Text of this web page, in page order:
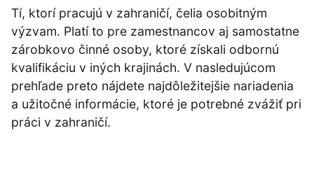
Tí, ktorí pracujú v zahraničí, čelia osobitným
výzvam. Platí to pre zamestnancov aj samostatne
zárobkovo činné osoby, ktoré získali odbornú
kvalifikáciu v iných krajinách. V nasledujúcom
prehľade preto nájdete najdôležitejšie nariadenia
a užitočné informácie, ktoré je potrebné zvážiť pri
práci v zahraničí.